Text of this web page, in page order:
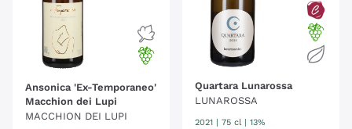
Ansonica 'Ex-Temporaneo'
Macchion dei Lupi
MACCHION DEI LUPI
Quartara Lunarossa
LUNAROSSA
2021 75 cl | 13%